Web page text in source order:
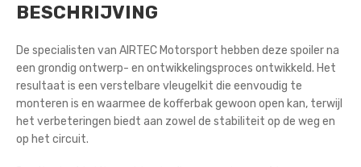
BESCHRIJVING
De specialisten van AIRTEC Motorsport hebben deze spoiler na
een grondig ontwerp- en ontwikkelingsproces ontwikkeld. Het
resultaat is een verstelbare vleugelkit die eenvoudig te
monteren is en waarmee de kofferbak gewoon open kan, terwijl
het verbeteringen biedt aan zowel de stabiliteit op de weg en
op het circuit.